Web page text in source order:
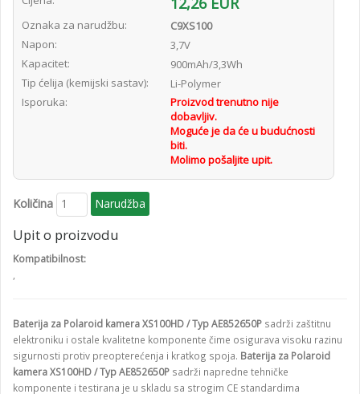
Oznaka za narudžbu:
C9XS100
Napon:
3,7V
Kapacitet:
900mAh/3,3Wh
Tip ćelija (kemijski sastav):
Li-Polymer
Isporuka:
Proizvod trenutno nije
dobavljiv.
Moguće je da će u budućnosti
biti.
Molimo pošaljite upit.
Količina
Upit o proizvodu
Kompatibilnost:
Baterija za Polaroid kamera XS100HD / Typ AE852650P sadrži zaštitnu
elektroniku i ostale kvalitetne komponente čime osigurava visoku razinu
sigurnosti protiv preopterećenja i kratkog spoja. Baterija za Polaroid
kamera XS100HD / Typ AE852650P sadrži napredne tehničke
komponente i testirana je u skladu sa strogim CE standardima